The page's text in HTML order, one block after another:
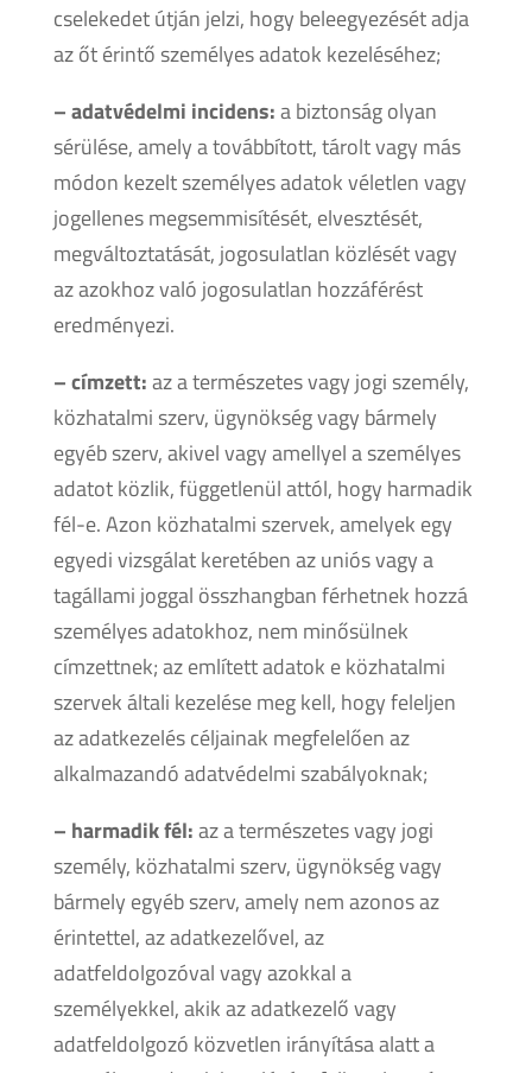
cselekedet útján jelzi, hogy beleegyezését adja
az őt érintő személyes adatok kezeléséhez;
– adatvédelmi incidens:a biztonság olyan
sérülése, amely a továbbított, tárolt vagy más
módon kezelt személyes adatok véletlen vagy
jogellenes megsemmisítését, elvesztését,
megváltoztatását, jogosulatlan közlését vagy
az azokhoz való jogosulatlan hozzáférést
eredményezi.
– címzett:az a természetes vagy jogi személy,
közhatalmi szerv, ügynökség vagy bármely
egyéb szerv, akivel vagy amellyel a személyes
adatot közlik, függetlenül attól, hogy harmadik
fél-e. Azon közhatalmi szervek, amelyek egy
egyedi vizsgálat keretében az uniós vagy a
tagállami joggal összhangban férhetnek hozzá
személyes adatokhoz, nem minősülnek
címzettnek; az említett adatok e közhatalmi
szervek általi kezelése meg kell, hogy feleljen
az adatkezelés céljainak megfelelően az
alkalmazandó adatvédelmi szabályoknak;
– harmadik fél:az a természetes vagy jogi
személy, közhatalmi szerv, ügynökség vagy
bármely egyéb szerv, amely nem azonos az
érintettel, az adatkezelővel, az
adatfeldolgozóval vagy azokkal a
személyekkel, akik az adatkezelő vagy
adatfeldolgozó közvetlen irányítása alatt a